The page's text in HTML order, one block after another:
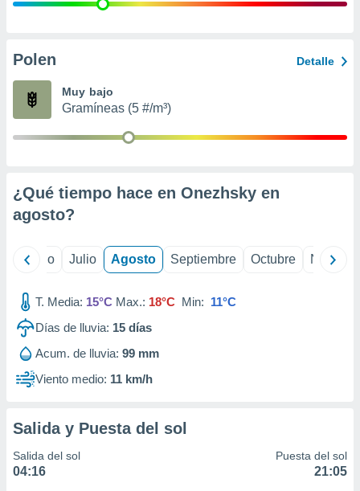
publicidad
de
Polen Detalle
Muy bajo
Gramíneas (5 #/m³)
¿Qué tiempo hace en Onezhsky en
agosto?
Junio Julio Agosto Septiembre Octubre
T. Media: 15°C Max.: 18°C Min: 11°C
Días de lluvia: 15 días
Acum. de lluvia: 99 mm
Viento medio: 11 km/h
Salida y Puesta del sol
Salida del sol
04:16
Puesta del sol
21:05